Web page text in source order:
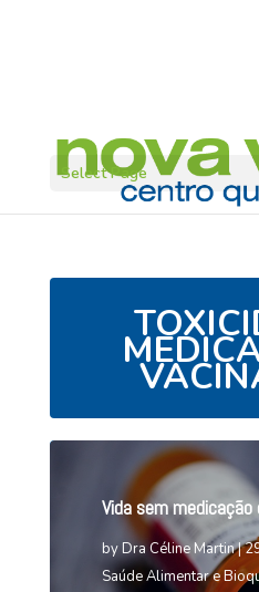
Select Page
Vida sem medicação
byDra Céline Martin|
Saúde Alimentar e